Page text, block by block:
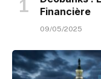
Financière
09/05/2025